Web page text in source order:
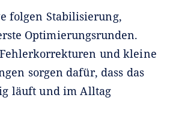
folgen Stabilisierung,
Optimierungsrunden.
und kleine
sorgen dafür, dass das
läuft und im Alltag